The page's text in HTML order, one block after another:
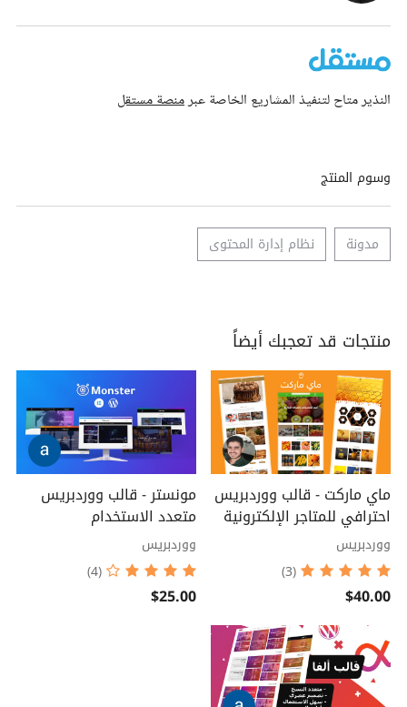
النذير متاح لتنفيذ المشاريع الخاصة عبرمنصة مستقل
وسوم المنتج
مدونة نظام إدارة المحتوى
منتجات قد تعجبك أيضاً
ماي ماركت - قالب ووردبريس
احترافي للمتاجر الإلكترونية
ووردبريس
(3)
$40.00
مونستر - قالب ووردبريس
متعدد الاستخدام
ووردبريس
(4)
$25.00